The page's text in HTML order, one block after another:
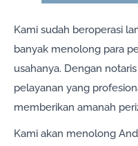
Kami sudah beroperasi
banyak menolong para
usahanya. Dengan
pelayanan yang
memberikan amanah
Kami akan menolong